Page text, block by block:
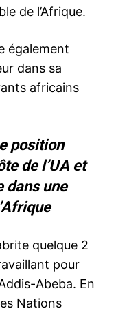
de l’Afrique.
également
dans sa
africains
position
de l’UA et
dans une
quelque 2
pour
Abeba. En
Nations